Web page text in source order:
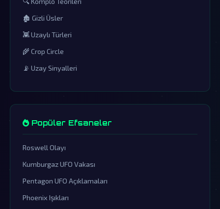
🏚️ Gizli Üsler
👾 Uzaylı Türleri
🌾 Crop Circle
📡 Uzay Sinyalleri
Popüler Efsaneler
Roswell Olayı
Kumburgaz UFO Vakası
Pentagon UFO Açıklamaları
Phoenix Işıkları